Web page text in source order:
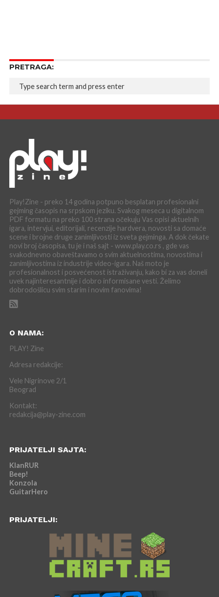
PRETRAGA:
Play!Zine - preko 14 godina potpuno besplatan profesionalni
gejming časopis na srpskom jeziku. Svakog meseca u digitalnom
PDF formatu na preko 100 strana očekuju Vas opisi aktuelnih
igara, intervjui, editorijali, recenzije hardvera, novosti sa domaće
scene i brojne druge zanimljivosti iz sveta gejminga. A dok čekate
novi broj časopisa, tu je i naš sajt - www.play.co.rs , gde vas
svakodnevno obaveštavamo o svim aktuelnostima, novostima i
zanimljivostima iz industrije video-igara. Naš moto je
profesionalnost i posvećenost istraživanju, kako bi za vas doneli
uvek najinteresantnije i dobro informisane vesti. Želimo
dobrodošlicu svim starim i novim fanovima!
O NAMA:
PLAY! Zine
Adresa redakcije:
Vele Nigrinove 2/1
Beograd
Kontakt:
redakcija@play-zine.com
PRIJATELJI SAJTA:
KlanRUR
Beep!
Konzola
GuitarHero
PRIJATELJI: